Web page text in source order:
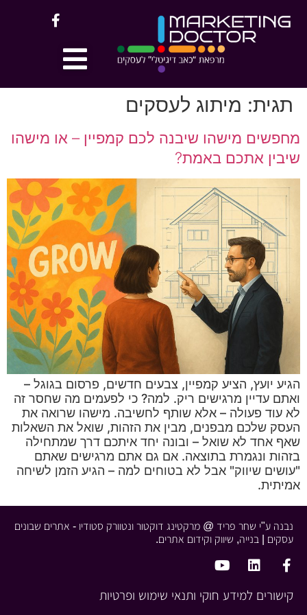
תגית: מיתוג לעסקים
מחפשים מישהו שיבנה לכם קמפיין – או מישהו
שיבין אתכם באמת?
הגיע יועץ, הציע קמפיין, צבעים חדשים, פרסום בגוגל –
ואתם עדיין מרגישים ריק. למה? כי לפעמים מה שחסר זה
לא עוד פעולה – אלא שותף לחשיבה. מישהו שרואה את
העסק שלכם מבפנים, מבין את הזהות, שואל את השאלות
שאף אחד לא שואל – ובונה יחד איתכם דרך שמתחילה
בזהות ונגמרת בתוצאה. אם גם אתם מרגישים שאתם
"עושים שיווק" אבל לא בטוחים למה – הגיע הזמן לשיחה
אמיתית.
נבנה ע"י שחר פריד @ מרקטינג דוקטור ונטוורק סטודיו - אתרים שבונים
עסקים | בנייה, שיווק וקידום אתרים.
קישורים למידע חוקי ותנאי שימוש ופרטיות